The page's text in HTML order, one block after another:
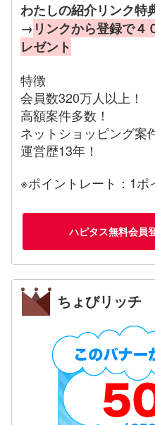
わたしの紹介リンク特
→ リンクから登録で４
レゼント
特徴
会員数320万人以上！
高額案件多数！
ネットショッピング案
運営歴13年！
※ポイントレート：1ポ
ハピタス無料会員
ちょびリッチ